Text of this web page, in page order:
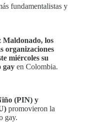
fundamentalistas y
los
organizaciones
miércoles su
gay en Colombia.
(PIN) y
promovieron la
gay.